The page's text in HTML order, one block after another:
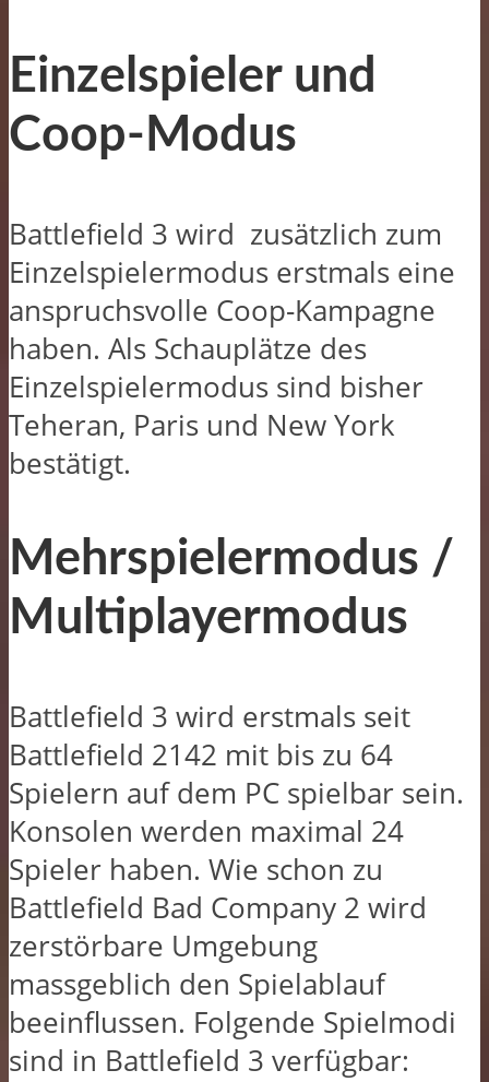
Einzelspieler und
Coop-Modus
Battlefield 3 wird zusätzlich zum
Einzelspielermodus erstmals eine
anspruchsvolle Coop-Kampagne
haben. Als Schauplätze des
Einzelspielermodus sind bisher
Teheran, Paris und New York
bestätigt.
Mehrspielermodus /
Multiplayermodus
Battlefield 3 wird erstmals seit
Battlefield 2142 mit bis zu 64
Spielern auf dem PC spielbar sein.
Konsolen werden maximal 24
Spieler haben. Wie schon zu
Battlefield Bad Company 2 wird
zerstörbare Umgebung
massgeblich den Spielablauf
beeinflussen. Folgende Spielmodi
sind in Battlefield 3 verfügbar: